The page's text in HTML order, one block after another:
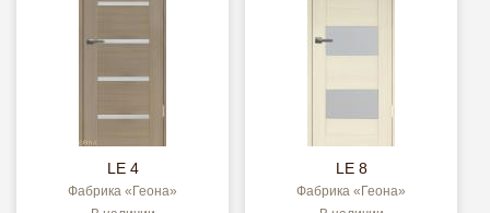
LE 4
Фабрика «Геона»
LE 8
Фабрика «Геона»